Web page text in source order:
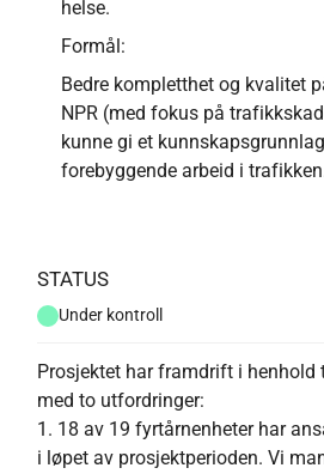
helse.
Formål:
Bedre kompletthet og kvalitet
NPR (med fokus på
kunne gi et
forebyggende arbeid i
STATUS
Under kontroll
Prosjektet har framdrift i henhold
med to utfordringer:
1. 18 av 19 fyrtårnenheter har
i løpet av prosjektperioden. Vi